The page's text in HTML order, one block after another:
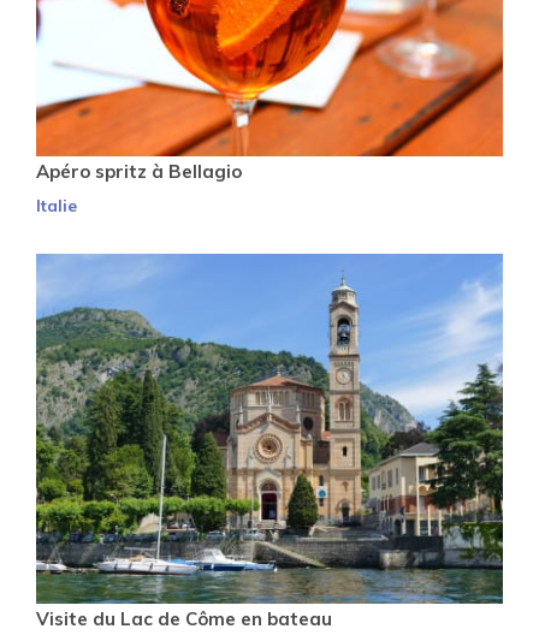
Apéro spritz à Bellagio
Italie
Visite du Lac de Côme en bateau